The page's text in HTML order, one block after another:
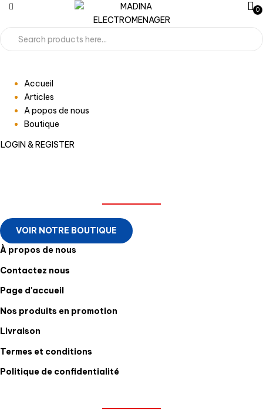
0
Accueil
Articles
A popos de nous
Boutique
LOGIN & REGISTER
VOIR NOTRE BOUTIQUE
À propos de nous
Contactez nous
Page d'accueil
Nos produits en promotion
Livraison
Termes et conditions
Politique de confidentialité